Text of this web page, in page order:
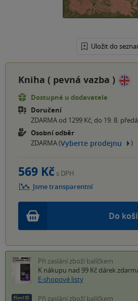
Uložit do
Kniha ( pevná vazba )
Dostupné u dodavatele
Doručení
ZDARMA od 1299 Kč, do 19. 8.
Osobní odběr
ZDARMA (Vyberte prodejnu )
Do
569 Kč s DPH
Jsme transparentní
Při zaslání zboží balíčkem
K nákupu nad 99 Kč dárek
E-shopové listy
Při zaslání zboží balíčkem